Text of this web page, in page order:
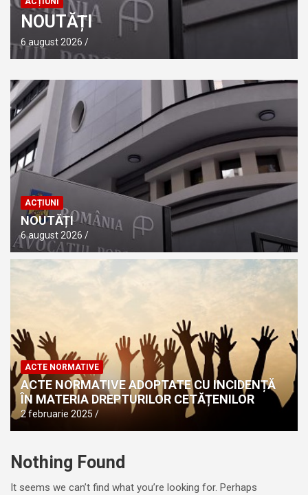
NOUTĂȚI
6 august 2026
ACȚIUNI
NOUTĂȚI
6 august 2026
ACTE NORMATIVE
ACTE NORMATIVE ADOPTATE CU INCIDENȚĂ
ÎN MATERIA DREPTURILOR CETĂȚENILOR
2 februarie 2025
Nothing Found
It seems we can’t find what you’re looking for. Perhaps